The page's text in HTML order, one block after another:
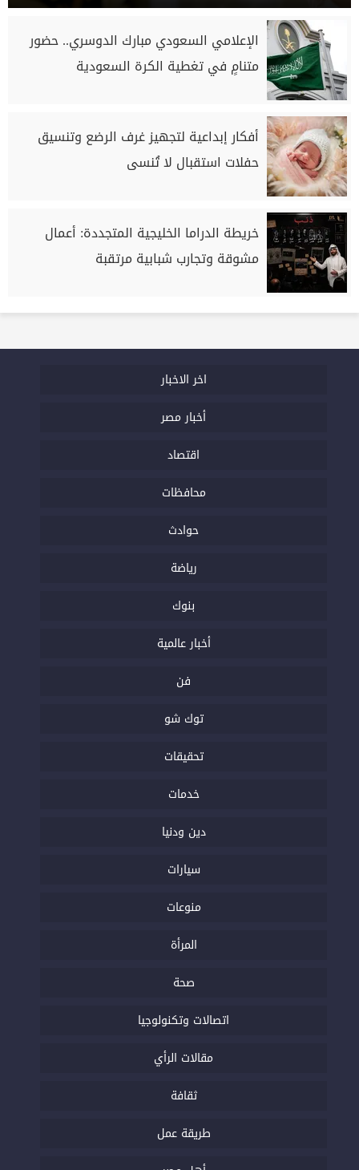
الإعلامي السعودي مبارك الدوسري.. حضور
متنامٍ في تغطية الكرة السعودية
أفكار إبداعية لتجهيز غرف الرضع وتنسيق
حفلات استقبال لا تُنسى
خريطة الدراما الخليجية المتجددة: أعمال
مشوقة وتجارب شبابية مرتقبة
اخر الاخبار
أخبار مصر
اقتصاد
محافظات
حوادث
رياضة
بنوك
أخبار عالمية
فن
توك شو
تحقيقات
خدمات
دين ودنيا
سيارات
منوعات
المرأة
صحة
اتصالات وتكنولوجيا
مقالات الرأي
ثقافة
طريقة عمل